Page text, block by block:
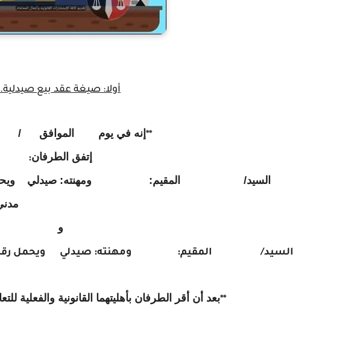
أولا: صيغة عقد بيع صيدلية.
** إنه في يوم الموافق / /
إتفق الطرفان:
السيد/ المقيم: ومهنته:
و
السيد/ المقيم: ومهنته: صيدلي
**بعد أن أقر الطرفان بأهليتهما القانونية والفعلية